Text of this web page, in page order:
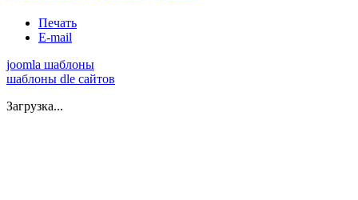
Печать
E-mail
joomla шаблоны
шаблоны dle сайтов
Загрузка...